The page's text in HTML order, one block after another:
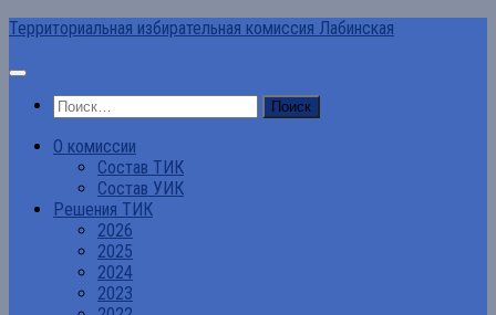
Перейти
содержимому
Территориальная избирательная комиссия Лабинская
Найти:
О комиссии
Состав ТИК
Состав УИК
Решения ТИК
2026
2025
2024
2023